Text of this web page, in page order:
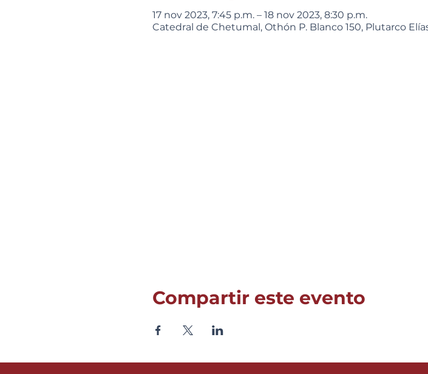
17 nov 2023, 7:45 p.m. – 18 nov 2023, 8:30 p.m.
Catedral de Chetumal, Othón P. Blanco 150, Plutarco
Compartir este evento